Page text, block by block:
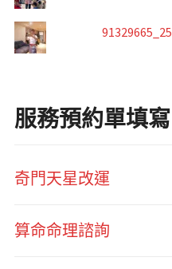
服務預約單填寫
奇門天星改運
算命命理諮詢